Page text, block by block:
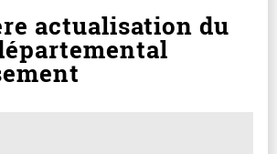
actualisation du